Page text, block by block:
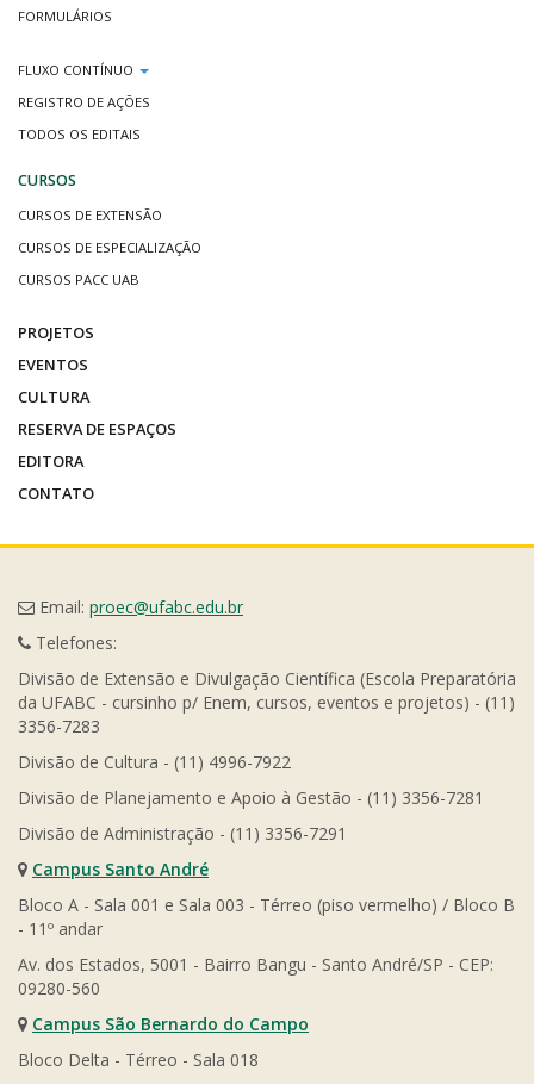
FORMULÁRIOS
FLUXO CONTÍNUO
REGISTRO DE AÇÕES
TODOS OS EDITAIS
CURSOS
CURSOS DE EXTENSÃO
CURSOS DE ESPECIALIZAÇÃO
CURSOS PACC UAB
PROJETOS
EVENTOS
CULTURA
RESERVA DE ESPAÇOS
EDITORA
CONTATO
Email: proec@ufabc.edu.br
Telefones:
Divisão de Extensão e Divulgação Científica (Escola Preparatória
da UFABC - cursinho p/ Enem, cursos, eventos e projetos) - (11)
3356-7283
Divisão de Cultura - (11) 4996-7922
Divisão de Planejamento e Apoio à Gestão - (11) 3356-7281
Divisão de Administração - (11) 3356-7291
Campus Santo André
Bloco A - Sala 001 e Sala 003 - Térreo (piso vermelho) / Bloco B
- 11º andar
Av. dos Estados, 5001 - Bairro Bangu - Santo André/SP - CEP:
09280-560
Campus São Bernardo do Campo
Bloco Delta - Térreo - Sala 018